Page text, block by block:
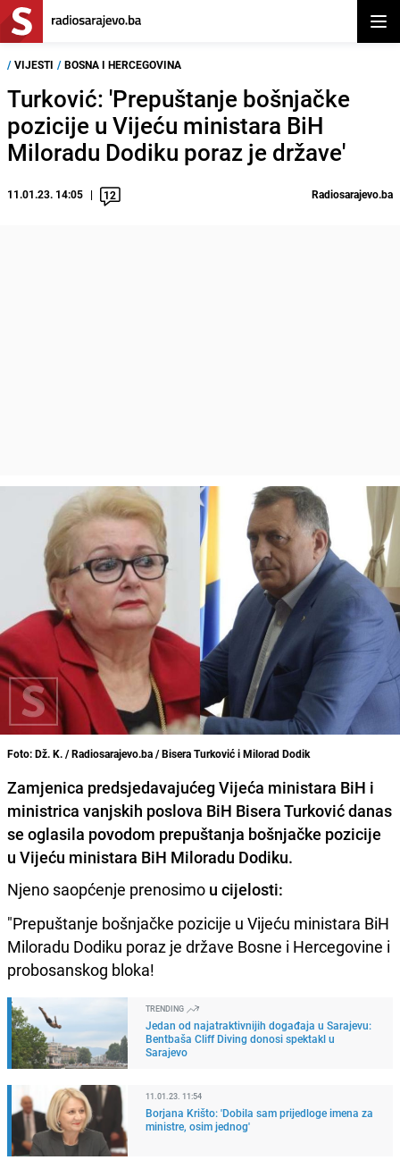
/ VIJESTI / BOSNA I HERCEGOVINA
Turković: 'Prepuštanje bošnjačke
pozicije u Vijeću ministara BiH
Miloradu Dodiku poraz je države'
11.01.23. 14:05 12 Radiosarajevo.ba
Foto: Dž. K. / Radiosarajevo.ba / Bisera Turković i Milorad Dodik
Zamjenica predsjedavajućeg Vijeća ministara BiH i
ministrica vanjskih poslova BiH Bisera Turković danas
se oglasila povodom prepuštanja bošnjačke pozicije
u Vijeću ministara BiH Miloradu Dodiku.
Njeno saopćenje prenosimo u cijelosti:
"Prepuštanje bošnjačke pozicije u Vijeću ministara BiH
Miloradu Dodiku poraz je države Bosne i Hercegovine i
probosanskog bloka!
TRENDING
Jedan od najatraktivnijih događaja u Sarajevu:
Bentbaša Cliff Diving donosi spektakl u
Sarajevo
11.01.23. 11:54
Borjana Krišto: 'Dobila sam prijedloge imena za
ministre, osim jednog'